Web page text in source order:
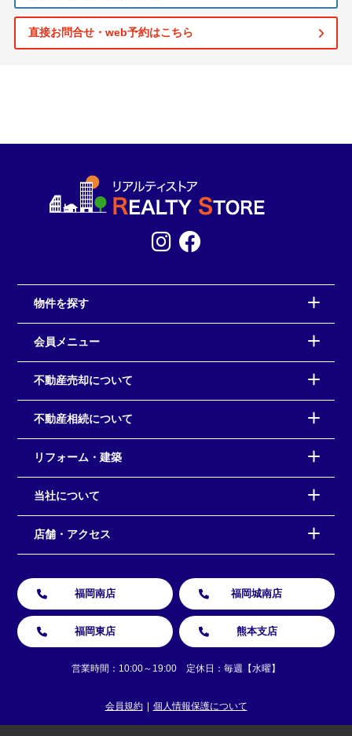
直接お問合せ・web予約はこちら
物件を探す
会員メニュー
不動産売却について
不動産相続について
リフォーム・建築
当社について
店舗・アクセス
福岡南店 福岡城南店
福岡東店 熊本支店
営業時間：10:00～19:00 定休日：毎週【水曜】
会員規約 個人情報保護について